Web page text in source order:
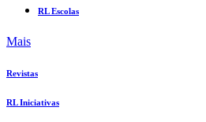
RL Escolas
Mais
Revistas
RL Iniciativas